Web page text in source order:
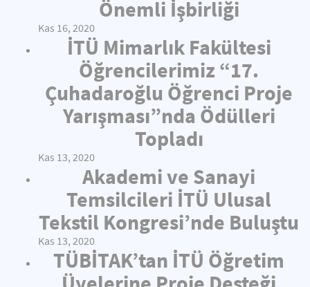
Önemli İşbirliği
Kas 16, 2020
İTÜ Mimarlık Fakültesi
Öğrencilerimiz “17.
Çuhadaroğlu Öğrenci Proje
Yarışması”nda Ödülleri
Topladı
Kas 13, 2020
Akademi ve Sanayi
Temsilcileri İTÜ Ulusal
Tekstil Kongresi’nde Buluştu
Kas 13, 2020
TÜBİTAK’tan İTÜ Öğretim